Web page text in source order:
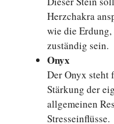
Herzchakra
wie die Erdung,
zuständig sein.
Onyx
Der Onyx steht
Stärkung der
allgemeinen
Stresseinflüsse.